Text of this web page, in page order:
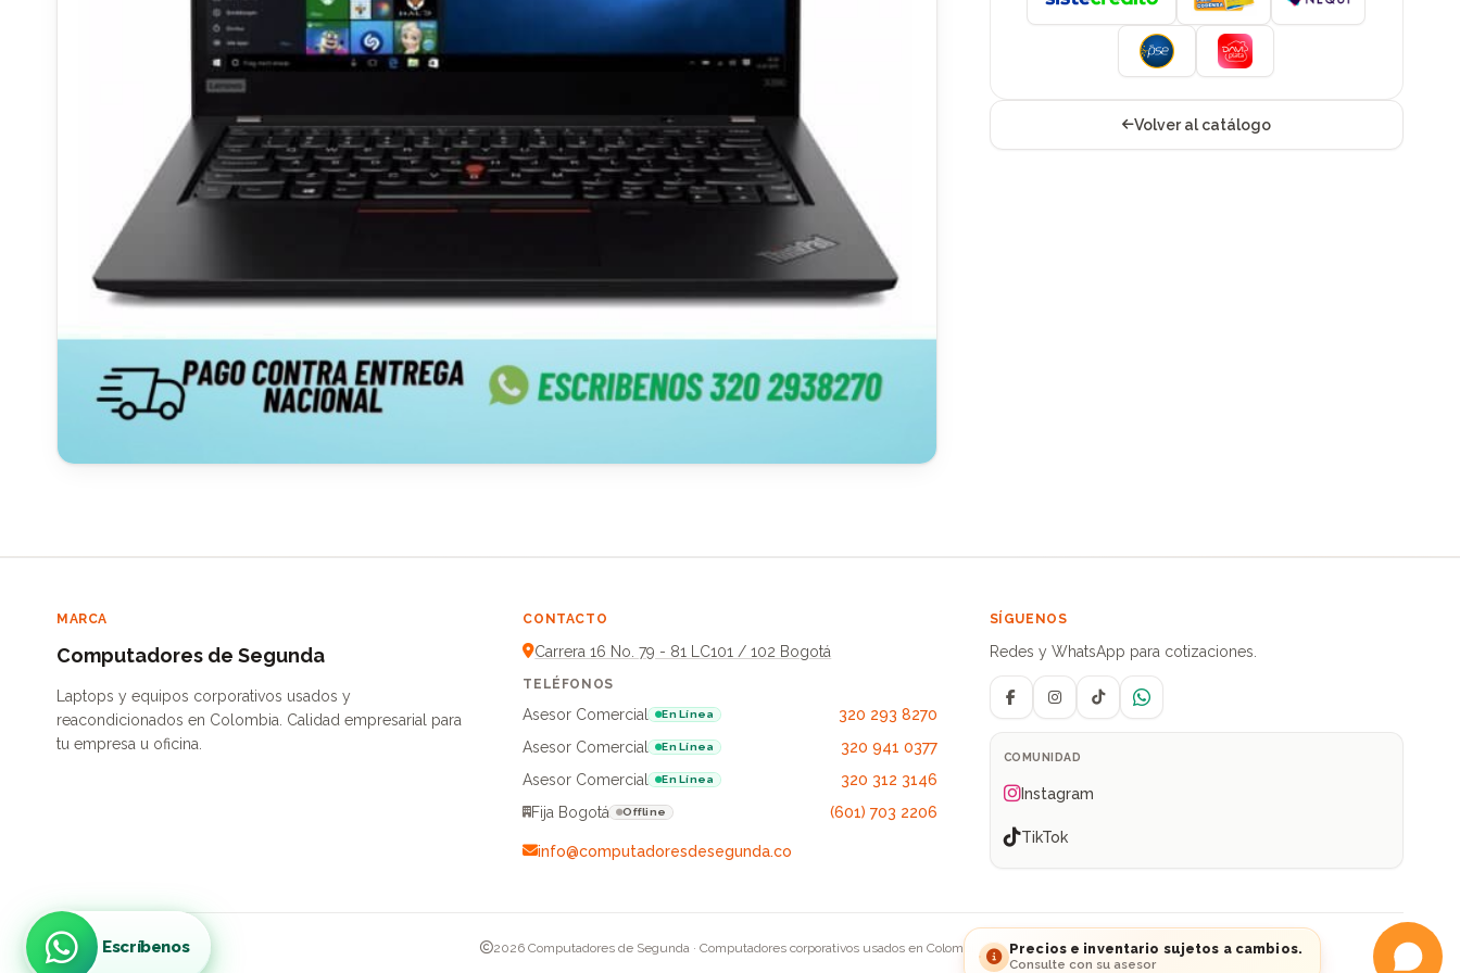
Volver al catálogo
MARCA
Computadores de Segunda
Laptops y equipos corporativos usados y
reacondicionados en Colombia. Calidad empresarial para
tu empresa u oficina.
CONTACTO
Carrera 16 No. 79 - 81 LC101 / 102 Bogotá
TELÉFONOS
Asesor Comercial En Línea
320 293 8270
Asesor Comercial
En Línea
320 941 0377
Asesor Comercial
En Línea
320 312 3146
Fija Bogotá
Offline (601) 703 2206
info@computadoresdesegunda.co
SÍGUENOS
Redes y WhatsApp para cotizaciones.
FacebookInstagramTikTokWhatsApp
COMUNIDAD
Instagram
TikTok
2026 Computadores de Segunda · Computadores corporativos usados en Colombia Precios e inventario sujetos a cambios.
Consulte con su asesor
Escríbenos